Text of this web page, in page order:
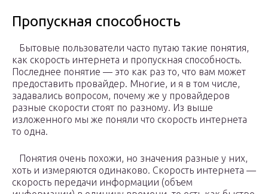
Пропускная способность
Бытовые пользователи часто путаю такие понятия,
как скорость интернета и пропускная способность.
Последнее понятие — это как раз то, что вам может
предоставить провайдер. Многие, и я в том числе,
задавались вопросом, почему же у провайдеров
разные скорости стоят по разному. Из выше
изложенного мы же поняли что скорость интернета
то одна.
Понятия очень похожи, но значения разные у них,
хоть и измеряются одинаково. Скорость интернета —
скорость передачи информации (объем